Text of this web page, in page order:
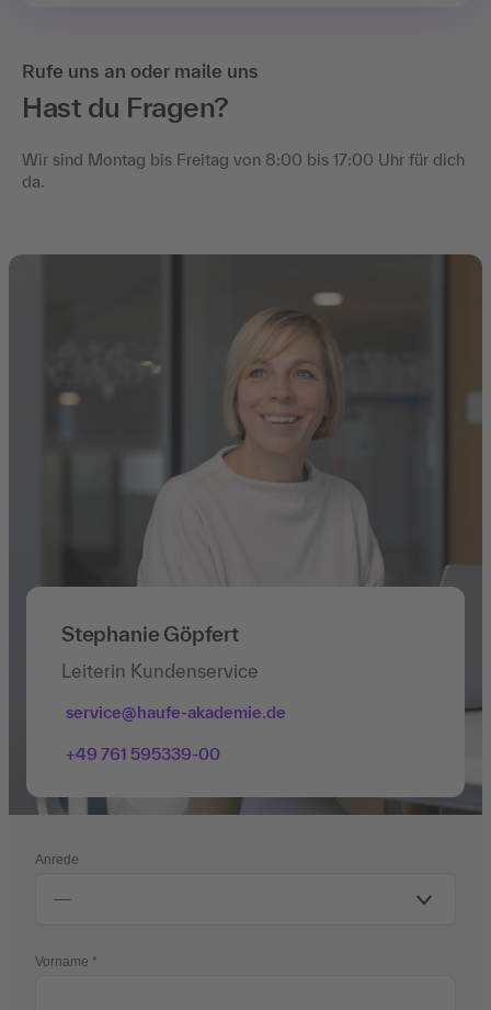
Rufe uns an oder maile uns
Hast du Fragen?
Wir sind Montag bis Freitag von 8:00 bis 17:00 Uhr für dich
da.
Stephanie Göpfert
Leiterin Kundenservice
service@haufe-akademie.de
+49 761 595339-00
Anrede
Vorname